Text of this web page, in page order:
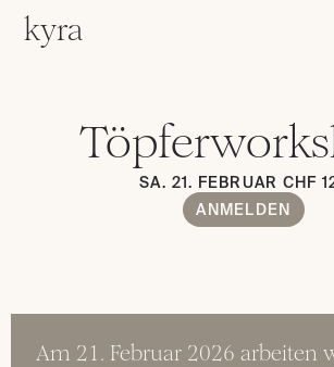
SA. 21. FEBRUAR CHF
ANMELDEN
Am 21. Februar 2026 arbeiten
kyra